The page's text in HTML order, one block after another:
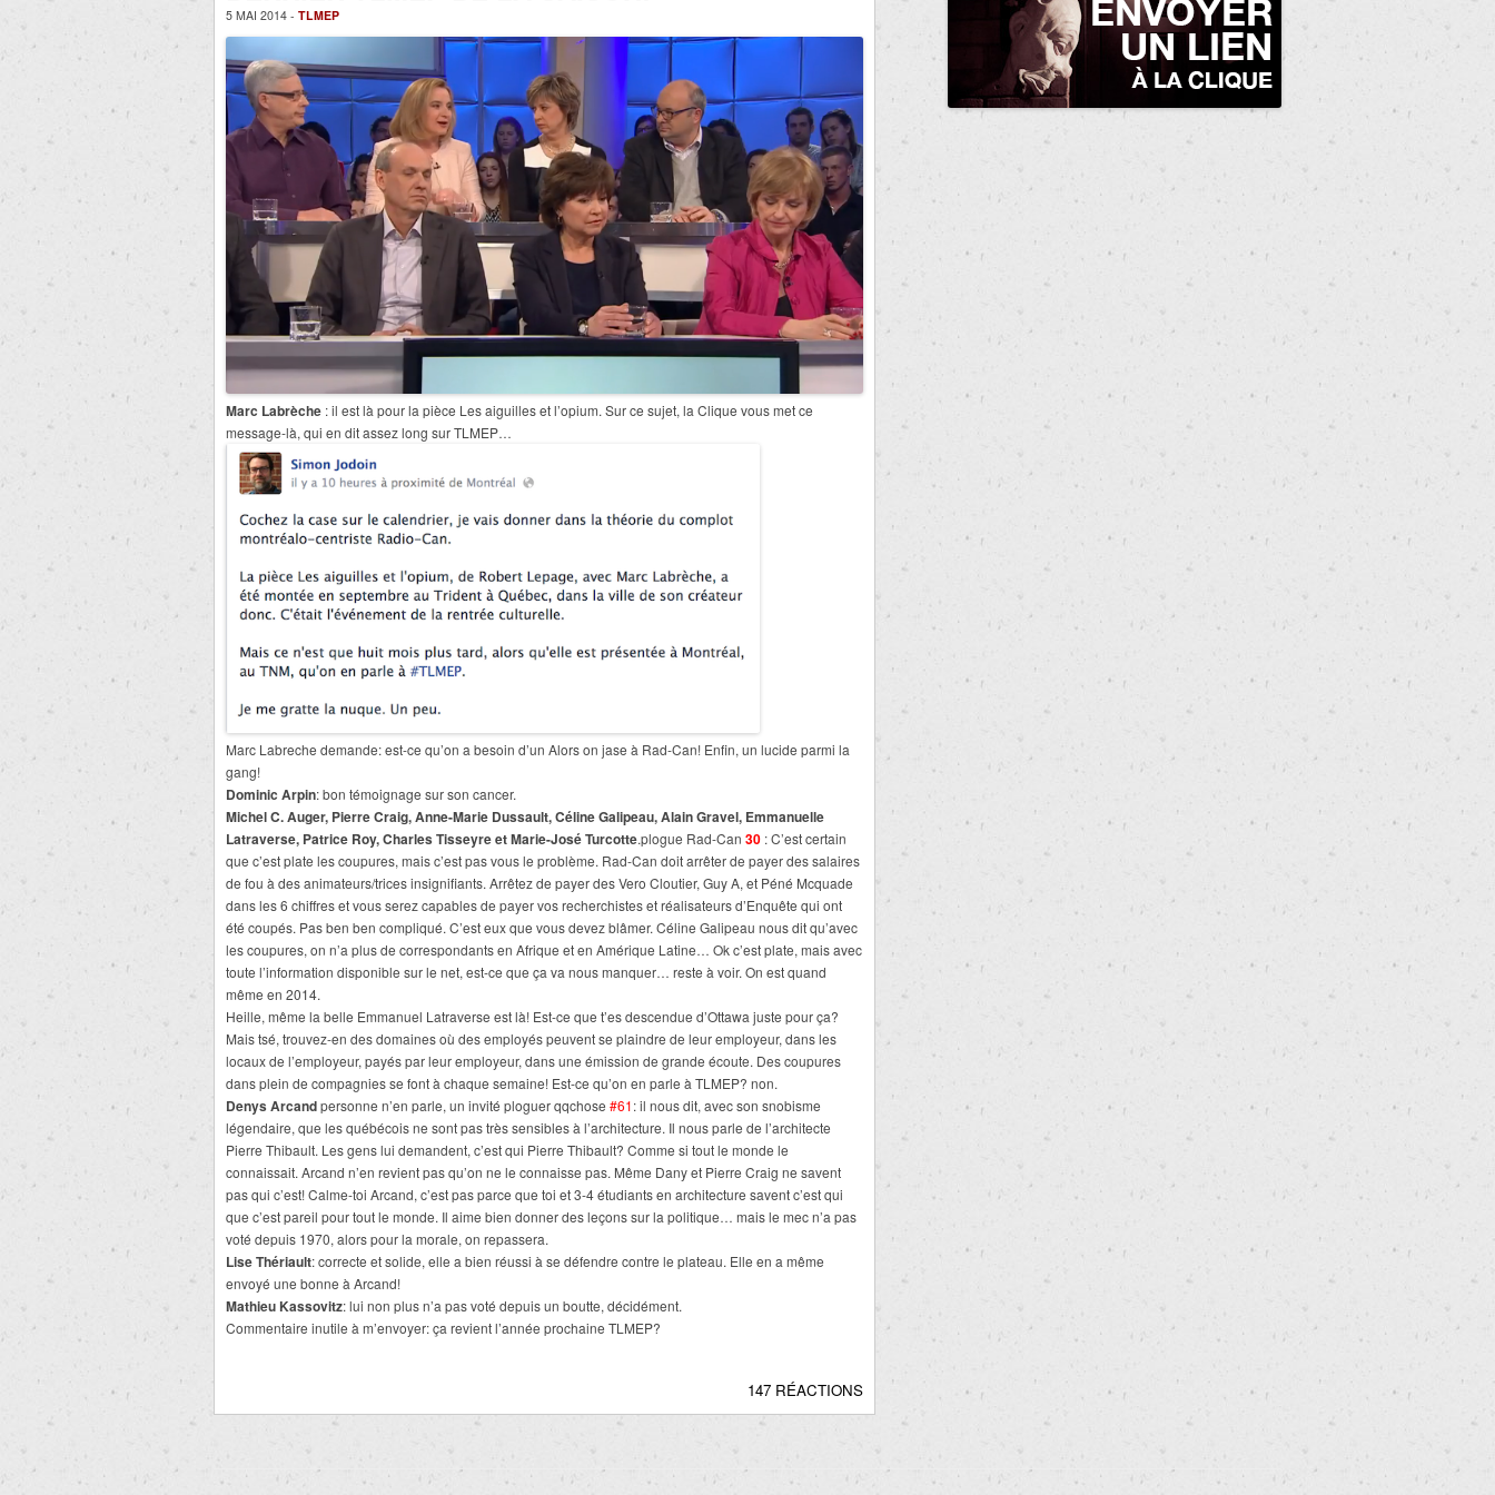
5 MAI 2014 - TLMEP
Marc Labrèche : il est là pour la pièce Les aiguilles et l’opium. Sur ce sujet, la Clique vous met ce
message-là, qui en dit assez long sur TLMEP…
Marc Labreche demande: est-ce qu’on a besoin d’un Alors on jase à Rad-Can! Enfin, un lucide parmi la
gang!
Dominic Arpin: bon témoignage sur son cancer.
Michel C. Auger, Pierre Craig, Anne-Marie Dussault, Céline Galipeau, Alain Gravel, Emmanuelle
Latraverse, Patrice Roy, Charles Tisseyre et Marie-José Turcotte.plogue Rad-Can 30 : C’est certain
que c’est plate les coupures, mais c’est pas vous le problème. Rad-Can doit arrêter de payer des salaires
de fou à des animateurs/trices insignifiants. Arrêtez de payer des Vero Cloutier, Guy A, et Péné Mcquade
dans les 6 chiffres et vous serez capables de payer vos recherchistes et réalisateurs d’Enquête qui ont
été coupés. Pas ben ben compliqué. C’est eux que vous devez blâmer. Céline Galipeau nous dit qu’avec
les coupures, on n’a plus de correspondants en Afrique et en Amérique Latine… Ok c’est plate, mais avec
toute l’information disponible sur le net, est-ce que ça va nous manquer… reste à voir. On est quand
même en 2014.
Heille, même la belle Emmanuel Latraverse est là! Est-ce que t’es descendue d’Ottawa juste pour ça?
Mais tsé, trouvez-en des domaines où des employés peuvent se plaindre de leur employeur, dans les
locaux de l’employeur, payés par leur employeur, dans une émission de grande écoute. Des coupures
dans plein de compagnies se font à chaque semaine! Est-ce qu’on en parle à TLMEP? non.
Denys Arcandpersonne n’en parle, un invité ploguer qqchose #61: il nous dit, avec son snobisme
légendaire, que les québécois ne sont pas très sensibles à l’architecture. Il nous parle de l’architecte
Pierre Thibault. Les gens lui demandent, c’est qui Pierre Thibault? Comme si tout le monde le
connaissait. Arcand n’en revient pas qu’on ne le connaisse pas. Même Dany et Pierre Craig ne savent
pas qui c’est! Calme-toi Arcand, c’est pas parce que toi et 3-4 étudiants en architecture savent c’est qui
que c’est pareil pour tout le monde. Il aime bien donner des leçons sur la politique… mais le mec n’a pas
voté depuis 1970, alors pour la morale, on repassera.
Lise Thériault: correcte et solide, elle a bien réussi à se défendre contre le plateau. Elle en a même
envoyé une bonne à Arcand!
Mathieu Kassovitz: lui non plus n’a pas voté depuis un boutte, décidément.
Commentaire inutile à m’envoyer: ça revient l’année prochaine TLMEP?
147 RÉACTIONS